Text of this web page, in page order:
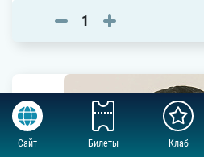
Сайт Билеты Клаб